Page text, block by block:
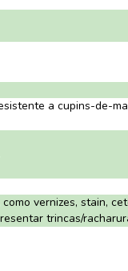
a cupins-de-
vernizes, stain,
trincas/